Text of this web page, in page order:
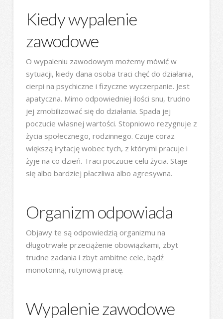
Kiedy wypalenie
zawodowe
O wypaleniu zawodowym możemy mówić w
sytuacji, kiedy dana osoba traci chęć do działania,
cierpi na psychiczne i fizyczne wyczerpanie. Jest
apatyczna. Mimo odpowiedniej ilości snu, trudno
jej zmobilizować się do działania. Spada jej
poczucie własnej wartości. Stopniowo rezygnuje z
życia społecznego, rodzinnego. Czuje coraz
większą irytację wobec tych, z którymi pracuje i
żyje na co dzień. Traci poczucie celu życia. Staje
się albo bardziej płaczliwa albo agresywna.
Organizm odpowiada
Objawy te są odpowiedzią organizmu na
długotrwałe przeciążenie obowiązkami, zbyt
trudne zadania i zbyt ambitne cele, bądź
monotonną, rutynową pracę.
Wypalenie zawodowe